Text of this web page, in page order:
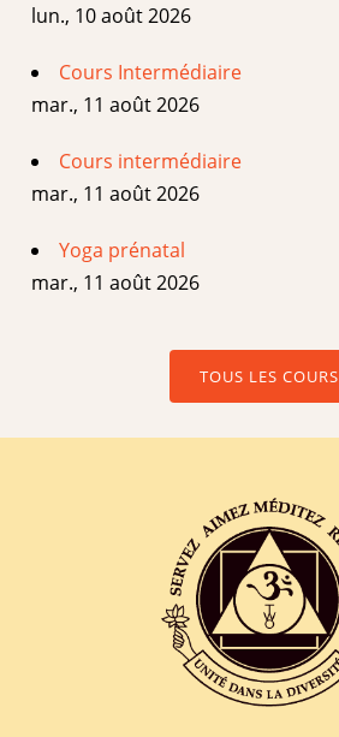
lun., 10 août 2026
Cours Intermédiaire
mar., 11 août 2026
Cours intermédiaire
mar., 11 août 2026
Yoga prénatal
mar., 11 août 2026
TOUS LES COURS